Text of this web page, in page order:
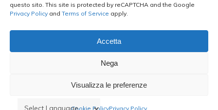
questo sito. This site is protected by reCAPTCHA and the Google
Privacy Policy and Terms of Service apply.
Accetta
Nega
Visualizza le preferenze
Cookie PolicyPrivacy Policy
email
Le Bontà del Capo ©